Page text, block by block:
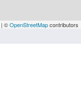
| ©OpenStreetMapcontributors